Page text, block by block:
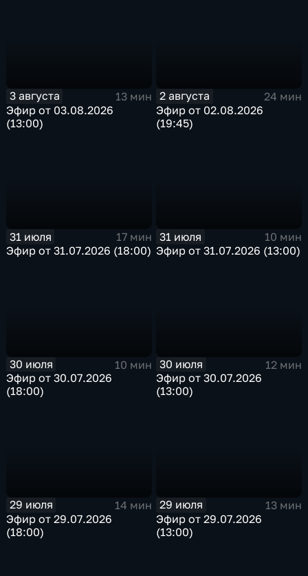
3 августа
13 мин
Эфир от 03.08.2026
(13:00)
2 августа
24 мин
Эфир от 02.08.2026
(19:45)
31 июля
17 мин
Эфир от 31.07.2026 (18:00)
31 июля
10 мин
Эфир от 31.07.2026 (13:00)
30 июля
10 мин
Эфир от 30.07.2026
(18:00)
30 июля
12 мин
Эфир от 30.07.2026
(13:00)
29 июля
14 мин
Эфир от 29.07.2026
(18:00)
29 июля
13 мин
Эфир от 29.07.2026
(13:00)